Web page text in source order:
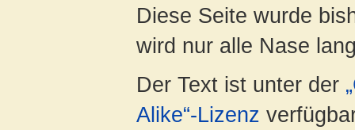
Diese Seite wurde
wird nur alle Nase
Der Text ist unter der
Alike“-Lizenz